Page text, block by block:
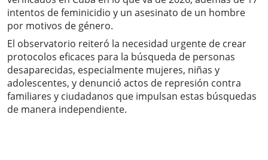
intentos de feminicidio y un asesinato de un hombre
por motivos de género.
El observatorio reiteró la necesidad urgente de crear
protocolos eficaces para la búsqueda de personas
desaparecidas, especialmente mujeres, niñas y
adolescentes, y denunció actos de represión contra
familiares y ciudadanos que impulsan estas búsquedas
de manera independiente.